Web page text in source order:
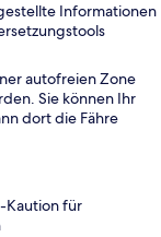
Informationen
autofreien Zone
Sie können Ihr
dort die Fähre
Kaution für